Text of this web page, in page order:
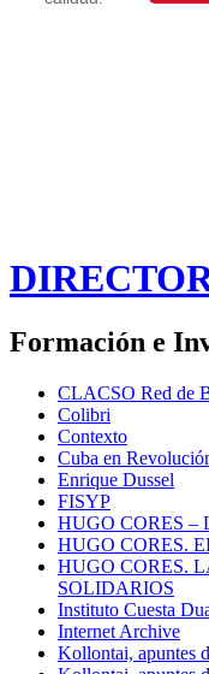
Formación e
CLACSO Red de
Colibri
Contexto
Cuba en
Enrique Dussel
FISYP
HUGO CORES –
HUGO CORES.
HUGO CORES.
SOLIDARIOS
Instituto Cuesta
Internet Archive
Kollontai, apuntes